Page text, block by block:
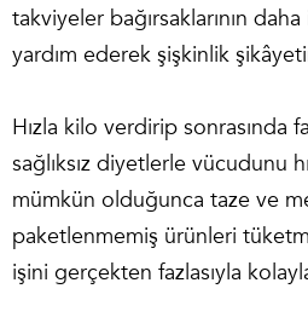
takviyeler bağırsaklarının daha
yardım ederek şişkinlik
Hızla kilo verdirip sonrasında
sağlıksız diyetlerle vücudunu
mümkün olduğunca taze ve
paketlenmemiş ürünleri
işini gerçekten fazlasıyla